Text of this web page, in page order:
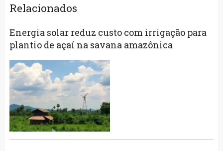
Relacionados
Energia solar reduz custo com irrigação para
plantio de açaí na savana amazônica